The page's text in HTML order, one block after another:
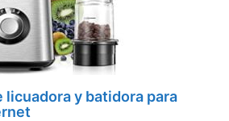
licuadora y batidora para